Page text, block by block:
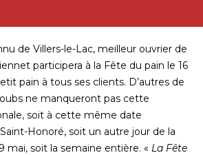
de Villers-le-Lac, meilleur ouvrier de
participera à la Fête du pain le 16
pain à tous ses clients. D’autres de
ne manqueront pas cette
soit à cette même date
Honoré, soit un autre jour de la
mai, soit la semaine entière. « La Fête